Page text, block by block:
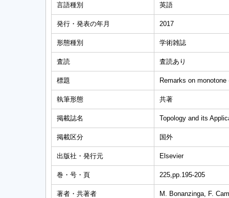
言語種別 英語
発行・発表の年月 2017
形態種別 学術雑誌
査読 査読あり
標題 Remarks on
執筆形態 共著
掲載誌名 Topology and its
掲載区分 国外
出版社・発行元 Elsevier
巻・号・頁 225,pp.195-205
著者・共著者 M. Bonanzinga, F.